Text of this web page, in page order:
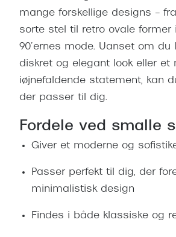
mange forskellige designs –
sorte stel til retro ovale former
90’ernes mode. Uanset om du
diskret og elegant look eller et
iøjnefaldende statement, kan
der passer til dig.
Fordele ved smalle
Giver et moderne og
Passer perfekt til dig, der
minimalistisk design
Findes i både klassiske og